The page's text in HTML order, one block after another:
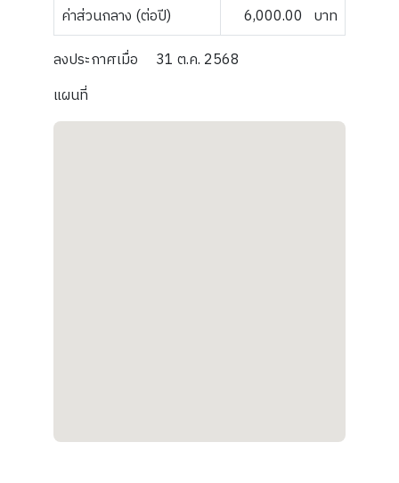
ค่าส่วนกลาง (ต่อปี)
6,000.00 บาท
ลงประกาศเมื่อ
31 ต.ค. 2568
แผนที่